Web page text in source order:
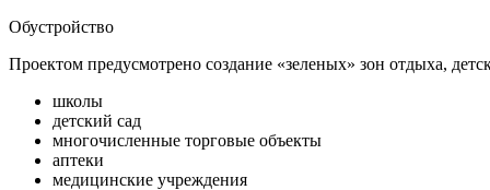
Обустройство
Проектом предусмотрено создание «зеленых» зон отдыха,
школы
детский сад
многочисленные торговые объекты
аптеки
медицинские учреждения